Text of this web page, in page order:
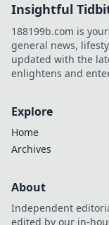
Insightful
188199b.com is
general news,
updated with the
enlightens and
Explore
Home
Archives
About
Independent
edited by our in-